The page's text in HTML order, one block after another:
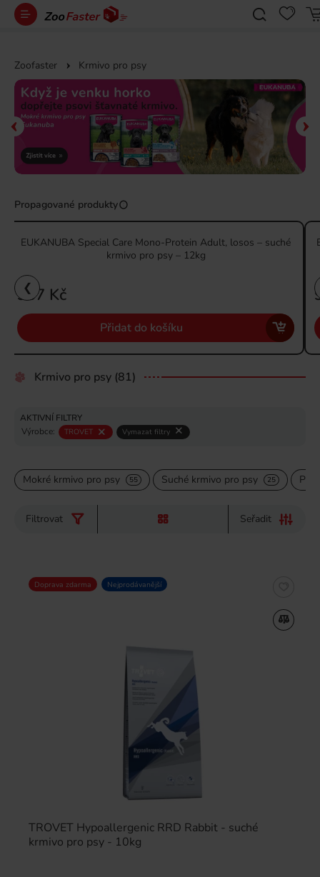
Zoofaster Krmivo pro psy
Propagované produkty
❮
EUKANUBA Special Care Mono-Protein Adult, losos – suché
krmivo pro psy – 12kg
937 Kč
Přidat do košíku
Krmivo pro psy (81)
AKTIVNÍ FILTRY
Výrobce:
TROVET Vymazat filtry
Mokré krmivo pro psy 55 Suché krmivo pro psy 25
Filtrovat Seřadit
TROVET Hypoallergenic RRD Rabbit - suché
krmivo pro psy - 10kg
Doprava zdarma Nejprodávanější